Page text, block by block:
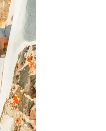
o dedo na tela.